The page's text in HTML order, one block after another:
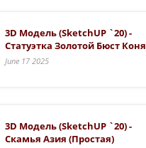
3D Модель (SketchUP `20) -
Статуэтка Золотой Бюст Коня
June 17 2025
3D Модель (SketchUP `20) -
Скамья Азия (простая)